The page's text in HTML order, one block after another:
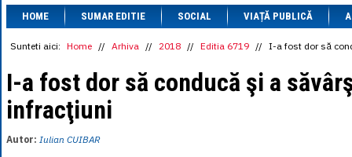
1 CAD= 3.1559
1 CHF= 5.2813
1 CNY= 0.6015
= 0.6668
1 EGP= 0.0860
= 1.2223
HOME SUMAR EDITIE SOCIAL VIAȚĂ PUBLICĂ
Sunteti aici: Home // Arhiva // 2018 // Editia 6719 // I-a fost dor să
I-a fost dor să conducă şi a
infracţiuni
Autor: Iulian CUIBAR